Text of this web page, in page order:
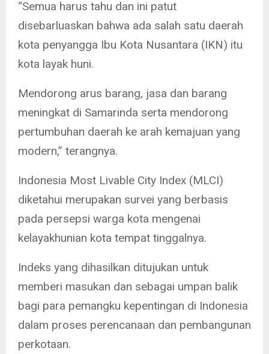
“Semua harus tahu dan ini patut
disebarluaskan bahwa ada salah satu daerah
kota penyangga Ibu Kota Nusantara (IKN) itu
kota layak huni.
Mendorong arus barang, jasa dan barang
meningkat di Samarinda serta mendorong
pertumbuhan daerah ke arah kemajuan yang
modern,” terangnya.
Indonesia Most Livable City Index (MLCI)
diketahui merupakan survei yang berbasis
pada persepsi warga kota mengenai
kelayakhunian kota tempat tinggalnya.
Indeks yang dihasilkan ditujukan untuk
memberi masukan dan sebagai umpan balik
bagi para pemangku kepentingan di Indonesia
dalam proses perencanaan dan pembangunan
perkotaan.